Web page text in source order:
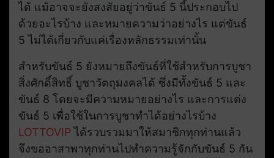
ได้ แม้อาจจะยังสงสัยอยู่ว่าขันธ์ 5 นี้ประกอบไป
ด้วยอะไรบ้าง และหมายความว่าอย่างไร แต่ขันธ์
5 ไม่ได้เกี่ยวกับแค่เรื่องหลักธรรมเท่านั้น
สำหรับขันธ์ 5 ยังหมายถึงขันธ์ที่ใช้สำหรับการบูชา
สิ่งศักดิ์สิทธิ์ บูชาวัตถุมงคลได้ ซึ่งมีทั้งขันธ์ 5 และ
ขันธ์ 8 โดยจะมีความหมายอย่างไร และการแต่ง
ขันธ์ 5 เพื่อใช้ในการบูชาทำได้อย่างไรบ้าง
LOTTOVIP ได้รวบรวมมาให้สมาชิกทุกท่านแล้ว
จึงขออาสาพาทุกท่านไปทำความรู้จักกับขันธ์ 5 กัน